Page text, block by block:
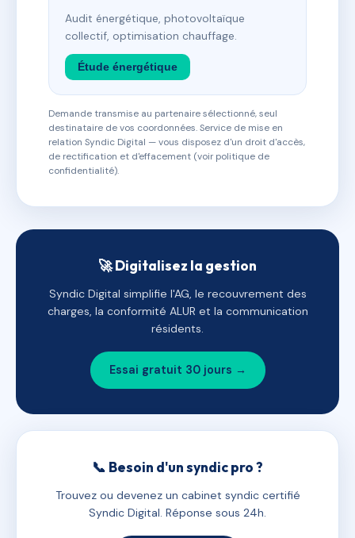
Audit énergétique, photovoltaïque
collectif, optimisation chauffage.
Étude énergétique
Demande transmise au partenaire sélectionné, seul
destinataire de vos coordonnées. Service de mise en
relation Syndic Digital — vous disposez d'un droit d'accès,
de rectification et d'effacement (voir politique de
confidentialité).
🚀 Digitalisez la gestion
Syndic Digital simplifie l'AG, le recouvrement des
charges, la conformité ALUR et la communication
résidents.
Essai gratuit 30 jours →
📞 Besoin d'un syndic pro ?
Trouvez ou devenez un cabinet syndic certifié
Syndic Digital. Réponse sous 24h.